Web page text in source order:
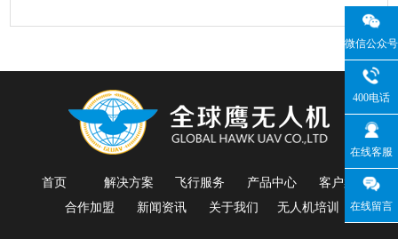
微信公众号
400电话
在线客服
在线留言
首页 解决方案 飞行服务 产品中心
客户案例
合作加盟
新闻资讯 关于我们 无人机培训